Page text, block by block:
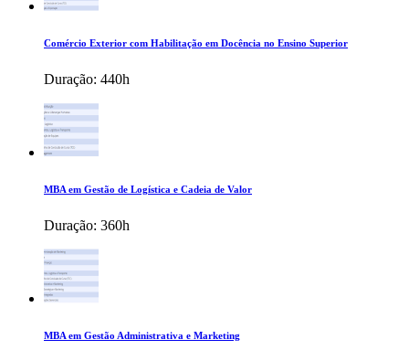
Comércio Exterior com Habilitação em Docência no Ensino Superior
Duração: 440h
MBA em Gestão de Logística e Cadeia de Valor
Duração: 360h
MBA em Gestão Administrativa e Marketing